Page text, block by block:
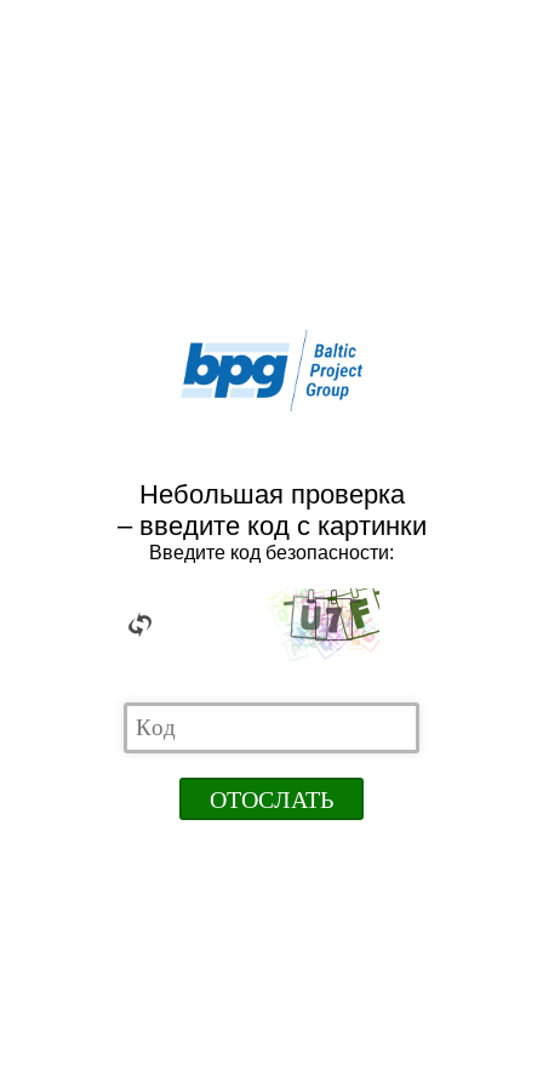
Небольшая проверка
– введите код с картинки
Введите код безопасности: